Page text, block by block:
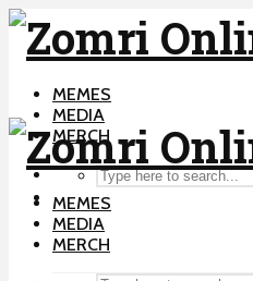
MEMES
MEDIA
MERCH
MEMES
MEDIA
MERCH